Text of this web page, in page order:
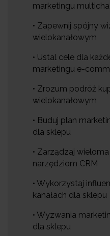
marketingu
• Zapewnij spójny
wielokanałowym
• Ustal cele dla
marketingu e-
• Zrozum podróż
wielokanałowym
• Buduj plan
dla sklepu
• Zarządzaj
narzędziom CRM
• Wykorzystaj
kanałach dla sklepu
• Wyzwania
dla sklepu